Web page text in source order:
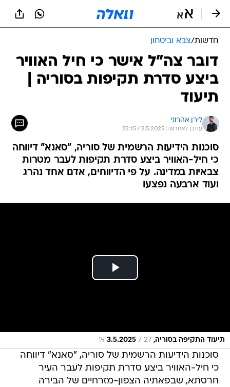
חדשות/צבא וביטחון
דובר צה"ל אישר כי חיל האוויר
ביצע סדרת תקיפות בסוריה |
תיעוד
לירן אהרוני
עודכן לאחרונה: 2.5.2025 / 22:15
סוכנות הידיעות הרשמית של סוריה, "סאנא" דיווחה
כי חיל-האוויר ביצע סדרת תקיפות לעבר מטרות
צבאיות במדינה. על פי הדיווחים, אדם אחד נהרג
ועוד ארבעה נפצעו
תיעוד התקיפה בסוריה, 3.5.2025 / 27 א׳
סוכנות הידיעות הרשמית של סוריה, "סאנא" דיווחה
כי חיל-האוויר ביצע סדרת תקיפות לעבר העיר
חרסתא, שבפאתיה הצפון-מזרחיים של הבירה